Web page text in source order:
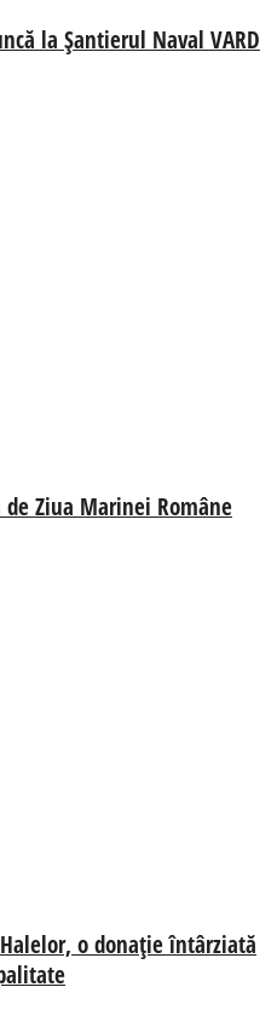
la Șantierul Naval VARD
Ziua Marinei Române
o donație întârziată